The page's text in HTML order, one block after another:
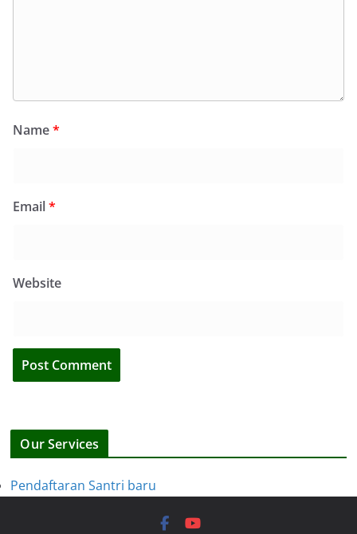
Name*
Email*
Website
Our Services
Pendaftaran Santri baru